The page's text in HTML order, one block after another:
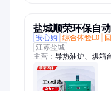
盐城顺荣环保自
安心购
综合体验L0
江苏盐城
主营： 导热油炉、烘箱
器、隧道炉烘干线